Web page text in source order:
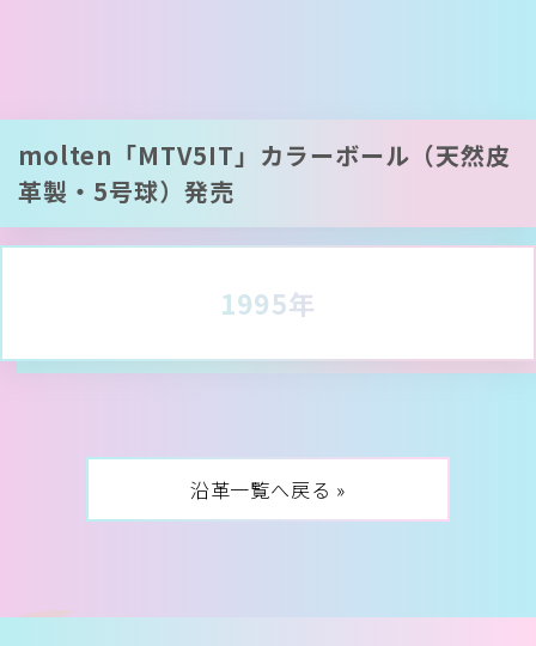
molten「MTV5IT」カラーボール（天然皮
革製・5号球）発売
1995年
沿革一覧へ戻る »